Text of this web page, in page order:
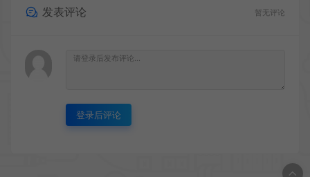
发表评论 暂无评论
登录后评论